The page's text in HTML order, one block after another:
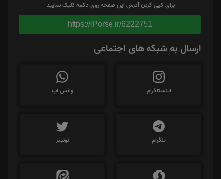
برای کپی کردن آدرس این صفحه روی دکمه کلیک نمایید
https://iPorse.ir/6222751
ارسال به شبکه های اجتماعی
اینستاگرام واتس اپ
تلگرام توئیتر